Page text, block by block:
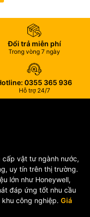
vệ sinh
chính hãng,
giá tốt ngay
tại Đồng
Văn (Hà
Nam)?👉
Hãy đến với
Vật Tư Tuấn
Đổi trả miễn phí
Trong vòng 7 ngày
0355 365 936
Hỗ trợ 24/7
cấp vật tư ngành nước,
uy tín trên thị trường.
lớn như Honeywell,
đáp ứng tốt nhu cầu
công nghiệp. Giá